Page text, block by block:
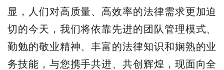
显，人们对高质量、高效率的法律需求更加迫
切的今天，我们将依靠先进的团队管理模式、
勤勉的敬业精神、丰富的法律知识和娴熟的业
务技能，与您携手共进、共创辉煌，现面向全